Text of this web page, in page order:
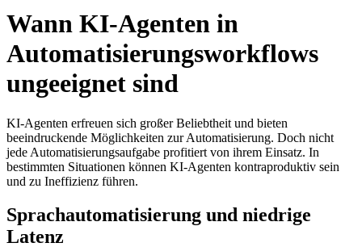
Wann KI-Agenten in
Automatisierungsworkflows
ungeeignet sind
KI-Agenten erfreuen sich großer Beliebtheit und bieten
beeindruckende Möglichkeiten zur Automatisierung. Doch nicht
jede Automatisierungsaufgabe profitiert von ihrem Einsatz. In
bestimmten Situationen können KI-Agenten kontraproduktiv sein
und zu Ineffizienz führen.
Sprachautomatisierung und niedrige
Latenz